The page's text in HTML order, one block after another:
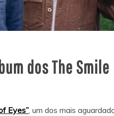
dos The Smile
Eyes”, um dos mais